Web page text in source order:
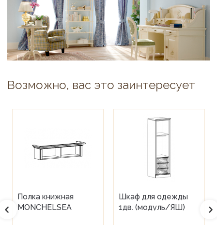
Возможно, вас это заинтересует
Полка книжная
MONCHELSEA
Шкаф для одежды
1дв. (модуль/ЯШ)